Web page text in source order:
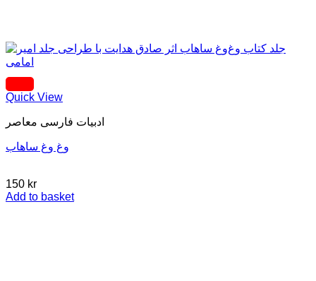
Quick View
ادبيات فارسی معاصر
وغ وغ ساهاب
150 kr
Add to basket